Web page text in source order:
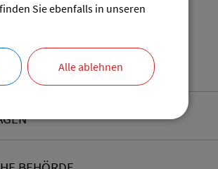
bestimmt werden.
Sie ebenfalls in unseren
Alle ablehnen